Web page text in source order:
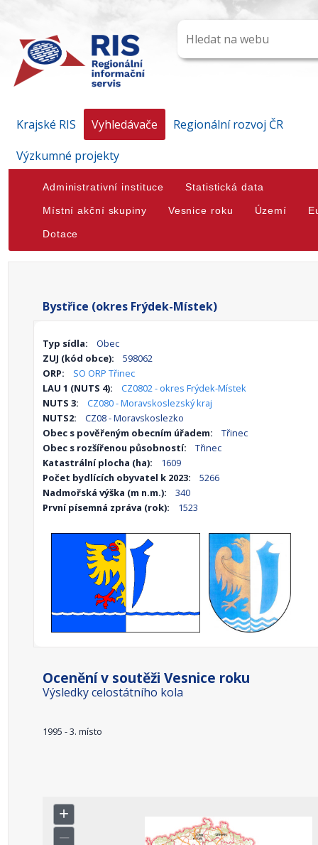
Krajské RIS Vyhledávače
Regionální rozvoj ČR
Výzkumné projekty
Administrativní instituce Statistická data
Místní akční skupiny Vesnice roku Území
Dotace
Bystřice (okres Frýdek-Místek)
Typ sídla:
Obec
ZUJ (kód obce):
598062
ORP:
SO ORP Třinec
LAU 1 (NUTS 4):
CZ0802 - okres Frýdek-Místek
NUTS 3:
CZ080 - Moravskoslezský kraj
NUTS2:
CZ08 - Moravskoslezko
Obec s pověřeným obecním úřadem:
Třinec
Obec s rozšířenou působností:
Třinec
Katastrální plocha (ha):
1609
Počet bydlících obyvatel k 2023:
5266
Nadmořská výška (m n.m.):
340
První písemná zpráva (rok):
1523
Ocenění v soutěži Vesnice roku
Výsledky celostátního kola
1995 - 3. místo